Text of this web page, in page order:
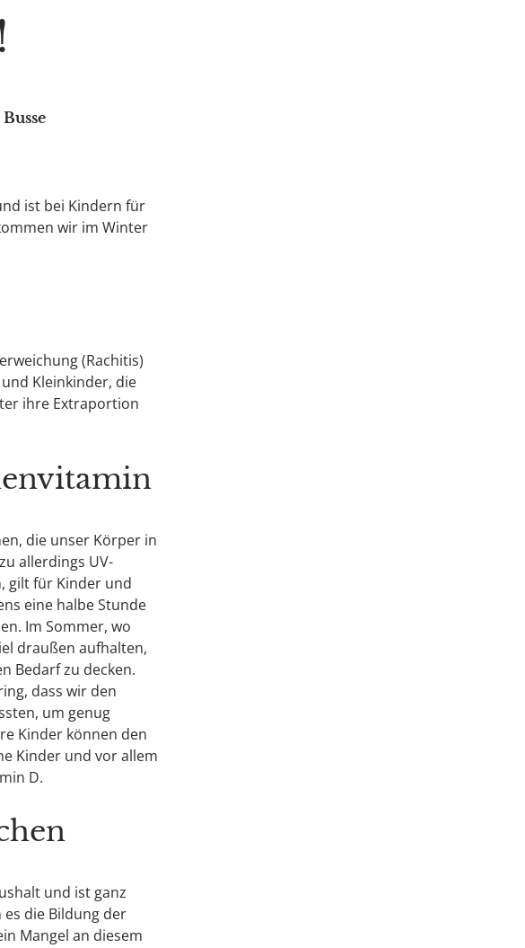
ist bei Kindern für
wir im Winter
(Rachitis)
Kleinkinder, die
ihre Extraportion
die unser Körper in
allerdings UV-
gilt für Kinder und
eine halbe Stunde
Im Sommer, wo
draußen aufhalten,
Bedarf zu decken.
dass wir den
um genug
Kinder können den
Kinder und vor allem
D.
und ist ganz
die Bildung der
Mangel an diesem